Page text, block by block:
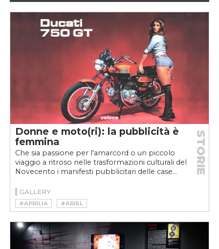
#GIANNI LANCIA
#LAMBDA
#LANCIA
#LANCISSIMAWEEKVELOCE
#RALLY
#VINCENZO LANCIA
Donne e moto(ri): la pubblicità è
femmina
Che sia passione per l'amarcord o un piccolo
viaggio a ritroso nelle trasformazioni culturali del
Novecento i manifesti pubblicitari delle case...
STORIE
GALLERY
#APRILIA
#ARIEL
#BABBO NATALE IN VESPA
#BSA BANTAM
#DUCATI
#DUE RUOTE
#GALLETTO
#ITALJET
#LAMBRETTA
#MOTO
#MOTO GUZZI
#MOTOVELOCE